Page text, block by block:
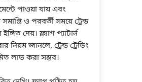
পাওয়া যায় এবং
ও পরবর্তী সময়ে ট্রেন্ড
দেয়। ফ্ল্যাগ প্যাটার্ন
নিয়ম জানলে, ট্রেন্ড ট্রেডিং
লাভ করা সম্ভব।